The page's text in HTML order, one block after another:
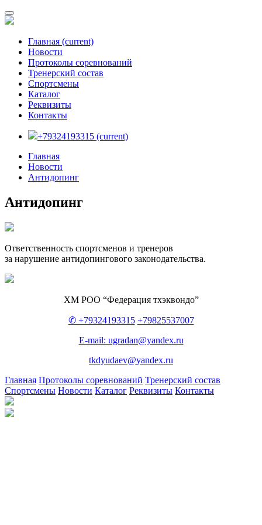
Главная (current)
Новости
Протоколы соревнований
Тренерский состав
Спортсмены
Каталог
Реквизиты
Контакты
+79324193315 (current)
Главная
Новости
Антидопинг
Антидопинг
Ответственность спортсменов и тренеров
за нарушение антидопингового законодательства.
ХМ РОО “Федерация тхэквондо”
✆ +79324193315 +79825537007
E-mail: ugradan@yandex.ru
tkdyudaev@yandex.ru
Главная Протоколы соревнований Тренерский состав
Спортсмены Новости Каталог Реквизиты Контакты